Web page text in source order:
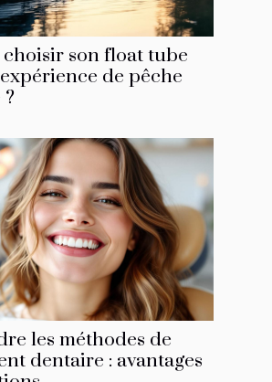
choisir son float tube
de pêche
les méthodes de
dentaire : avantages